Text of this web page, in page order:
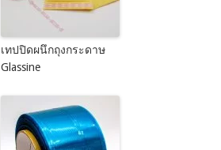
เทปปิดผนึกถุงกระดาษ
Glassine